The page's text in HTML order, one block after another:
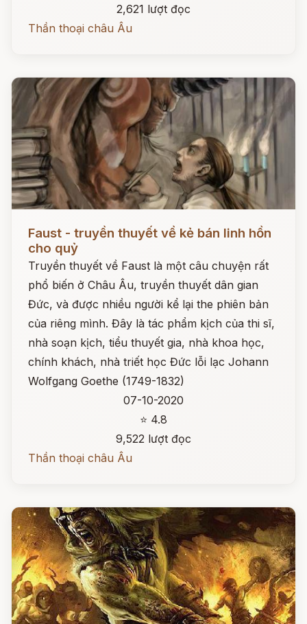
2,621 lượt đọc
Thần thoại châu Âu
Faust - truyền thuyết về kẻ bán linh hồn
cho quỷ
Truyền thuyết về Faust là một câu chuyện rất
phổ biến ở Châu Âu, truyền thuyết dân gian
Đức, và được nhiều người kể lại the phiên bản
của riêng mình. Đây là tác phẩm kịch của thi sĩ,
nhà soạn kịch, tiểu thuyết gia, nhà khoa học,
chính khách, nhà triết học Đức lỗi lạc Johann
Wolfgang Goethe (1749-1832)
07-10-2020
⭐ 4.8
9,522 lượt đọc
Thần thoại châu Âu